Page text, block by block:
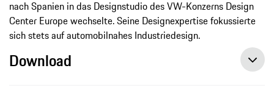
nach Spanien in das Designstudio des VW-Konzerns Design
Center Europe wechselte. Seine Designexpertise fokussierte
sich stets auf automobilnahes Industriedesign.
Download